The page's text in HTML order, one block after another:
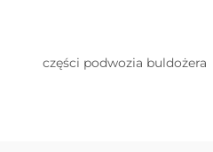
części podwozia buldożera